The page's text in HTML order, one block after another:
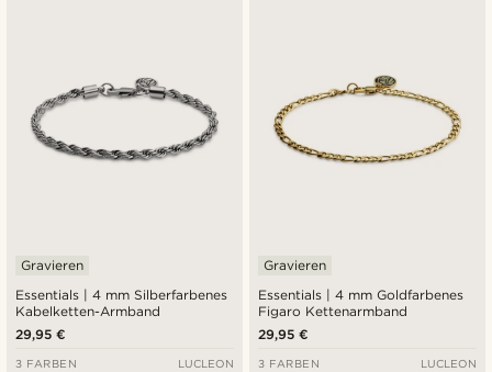
Essentials | 4 mm Silberfarbenes
Kabelketten-Armband
Gravieren
29,95 €
3 FARBEN LUCLEON
Essentials | 4 mm Goldfarbenes
Figaro Kettenarmband
Gravieren
29,95 €
3 FARBEN LUCLEON